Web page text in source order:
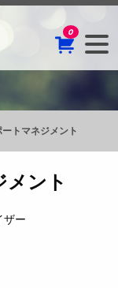
0
トマネジメント
メント
ザー